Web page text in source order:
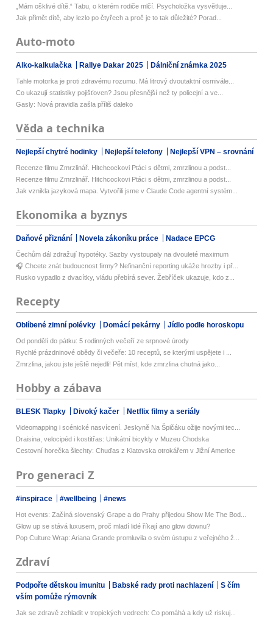
„Mám ošklivé dítě.“ Tabu, o kterém rodiče mlčí. Psycholožka vysvětluje...
Jak přimět dítě, aby lezlo po čtyřech a proč je to tak důležité? Porad...
Auto-moto
Alko-kalkulačka Rallye Dakar 2025 Dálniční známka 2025
Tahle motorka je proti zdravému rozumu. Má litrový dvoutaktní osmivále...
Co ukazují statistiky pojišťoven? Jsou přesnější než ty policejní a ve...
Gasly: Nová pravidla zašla příliš daleko
Věda a technika
Nejlepší chytré hodinky Nejlepší telefony Nejlepší VPN – srovnání
Recenze filmu Zmrzlinář. Hitchcockovi Ptáci s dětmi, zmrzlinou a podst...
Recenze filmu Zmrzlinář. Hitchcockovi Ptáci s dětmi, zmrzlinou a podst...
Jak vznikla jazyková mapa. Vytvořili jsme v Claude Code agentní systém...
Ekonomika a byznys
Daňové přiznání Novela zákoníku práce Nadace EPCG
Čechům dál zdražují hypotéky. Sazby vystoupaly na dvouleté maximum
🎧 Chcete znát budoucnost firmy? Nefinanční reporting ukáže hrozby i př...
Rusko vypadlo z dvacítky, vládu přebírá sever. Žebříček ukazuje, kdo z...
Recepty
Oblíbené zimní polévky Domácí pekárny Jídlo podle horoskopu
Od pondělí do pátku: 5 rodinných večeří ze srpnové úrody
Rychlé prázdninové obědy či večeře: 10 receptů, se kterými uspějete i ...
Zmrzlina, jakou jste ještě nejedli! Pět míst, kde zmrzlina chutná jako...
Hobby a zábava
BLESK Tlapky Divoký kačer Netflix filmy a seriály
Videomapping i scénické nasvícení. Jeskyně Na Špičáku ožije novými tec...
Draisina, velocipéd i kostitřas: Unikátní bicykly v Muzeu Chodska
Cestovní horečka šlechty: Chuďas z Klatovska otrokářem v Jižní Americe
Pro generaci Z
#inspirace #wellbeing #news
Hot events: Začíná slovenský Grape a do Prahy přijedou Show Me The Bod...
Glow up se stává luxusem, proč mladí lidé říkají ano glow downu?
Pop Culture Wrap: Ariana Grande promluvila o svém ústupu z veřejného ž...
Zdraví
Podpořte dětskou imunitu Babské rady proti nachlazení
S čím
vším pomůže rýmovník
Jak se zdravě zchladit v tropických vedrech: Co pomáhá a kdy už riskuj...